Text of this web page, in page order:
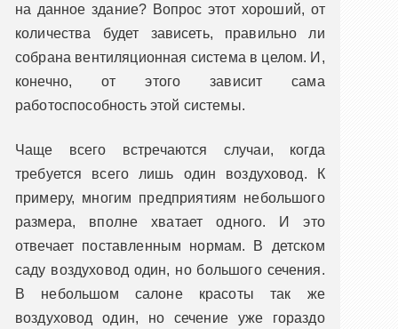
на данное здание? Вопрос этот хороший, от
количества будет зависеть, правильно ли
собрана вентиляционная система в целом. И,
конечно, от этого зависит сама
работоспособность этой системы.
Чаще всего встречаются случаи, когда
требуется всего лишь один воздуховод. К
примеру, многим предприятиям небольшого
размера, вполне хватает одного. И это
отвечает поставленным нормам. В детском
саду воздуховод один, но большого сечения.
В небольшом салоне красоты так же
воздуховод один, но сечение уже гораздо